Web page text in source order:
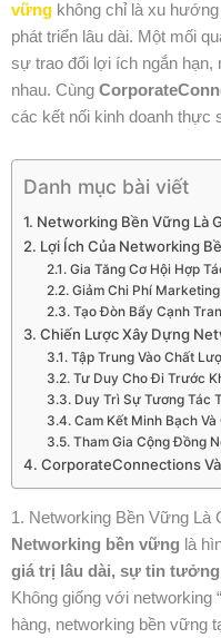
vững không chỉ là xu
phát triển lâu dài. Một mối
sự trao đổi lợi ích ngắn hạn,
nhau. Cùng
các kết nối kinh doanh thực
Danh mục bài viết
1. Networking Bền Vững Là
2. Lợi Ích Của Networking
2.1. Gia Tăng Cơ Hội Hợp
2.2. Giảm Chi Phí
2.3. Tạo Đòn Bẩy Cạnh
3. Chiến Lược Xây Dựng
3.1. Tập Trung Vào Chất
3.2. Tư Duy Cho Đi Trước
3.3. Duy Trì Sự Tương Tác
3.4. Cam Kết Minh Bạch
3.5. Tham Gia Cộng Đồng
4. CorporateConnections
1. Networking Bền Vững Là
Networking bền vững là
giá trị lâu dài, sự tin
Không giống với networking
hàng, networking bền vững